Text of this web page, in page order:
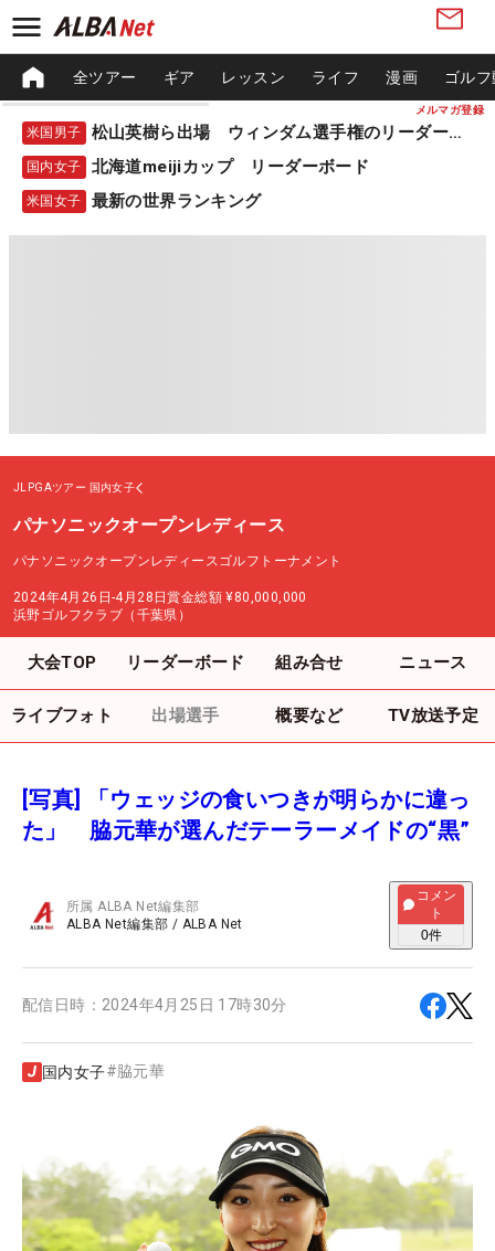
メルマガ登録
全ツアー ギア レッスン ライフ 漫画 ゴル
米国男子 松山英樹ら出場 ウィンダム選手権のリーダーボード
国内女子 北海道meijiカップ リーダーボード
米国女子 最新の世界ランキング
JLPGAツアー 国内女子
パナソニックオープンレディース
パナソニックオープンレディースゴルフトーナメント
2024年4月26日-4月28日賞金総額 ¥80,000,000
浜野ゴルフクラブ（千葉県）
大会TOP リーダーボード 組み合せ ニュース
ライブフォト 出場選手 概要など TV放送予定
[写真] 「ウェッジの食いつきが明らかに違っ
た」 脇元華が選んだテーラーメイドの“黒”
所属ALBA Net編集部
ALBA Net編集部 / ALBA Net
コメン
ト
0件
配信日時： 2024年4月25日 17時30分
国内女子#脇元華